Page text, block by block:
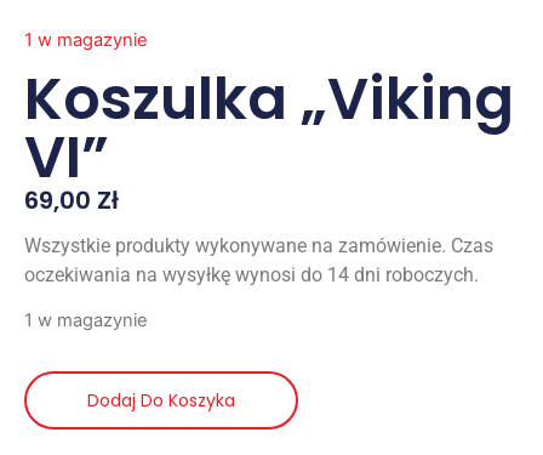
1 w magazynie
Koszulka „Viking
VI”
69,00 Zł
Wszystkie produkty wykonywane na zamówienie. Czas
oczekiwania na wysyłkę wynosi do 14 dni roboczych.
1 w magazynie
Dodaj Do Koszyka